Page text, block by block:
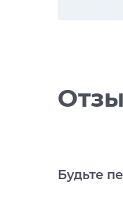
Будьте